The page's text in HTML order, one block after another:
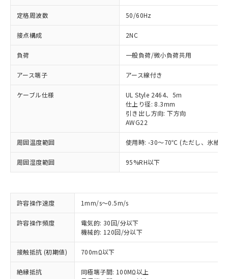
定格周波数 50/60Hz
接点構成 2NC
負荷 一般負荷/微小負荷共用
アース端子 アース線付き
ケーブル仕様
UL Style 2464、5m
仕上り径: 8.3mm
引き出し方向: 下方向
AWG22
周囲温度範囲 使用時: -30～70℃ (ただし、氷結し
周囲湿度範囲 95%RH以下
許容操作速度 1mm/s～0.5m/s
許容操作頻度
電気的: 30回/分以下
機械的: 120回/分以下
接触抵抗 (初期値) 700mΩ以下
絶縁抵抗
同極端子間: 100MΩ以上
※1 対応状況
対応済み：EU RoHS指令（10物質）の
非含有に対応した製品が提供可能な商品で